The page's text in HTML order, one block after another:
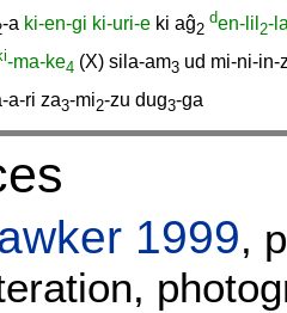
-a ki-en-gi ki-uri-e ki aĝ2
den-lil 2-
-ma-ke4 (X) sila-am3 ud mi-ni-in-
a-ri za3-mi2-zu dug3-ga
1999,